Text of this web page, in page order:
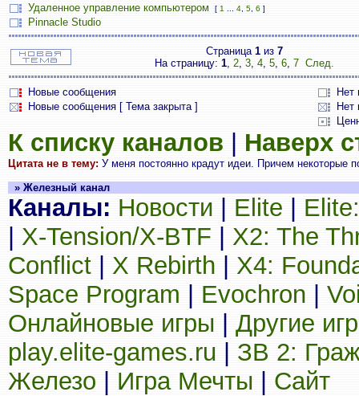
Удаленное управление компьютером [ 1 4 5 6 ]
Pinnacle Studio
Страница 1из 7
На страницу: 1, 2, 3, 4, 5, 6, 7 След.
Новые сообщения
Нет
Новые сообщения [ Тема закрыта ]
Нет
К списку каналов Наверх
Цитата не в тему: У меня постоянно крадут идеи. Причем некоторые
» Железный канал
Каналы: Новости Elite
X-Tension/X-BTF
X2: The
Conflict
X Rebirth
X4:
Space Program
Evochron
Онлайновые игры
Другие
play.elite-games.ru
ЗВ 2:
Железо
Игра Мечты Сайт